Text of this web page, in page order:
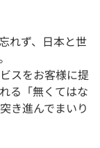
れず、日本と世
スをお客様に提
る「無くてはな
き進んでまいり